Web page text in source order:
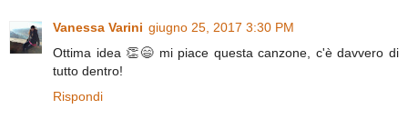
Vanessa Varini giugno 25, 2017 3:30 PM
Ottima idea 👏😄 mi piace questa canzone, c'è davvero di
tutto dentro!
Rispondi